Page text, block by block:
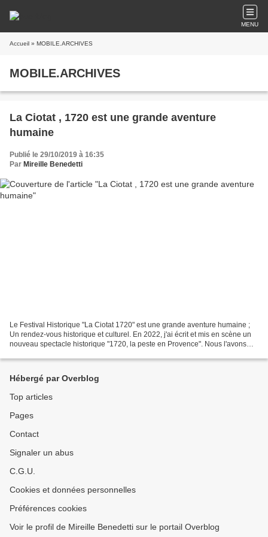
MENU
Accueil » MOBILE.ARCHIVES
MOBILE.ARCHIVES
La Ciotat , 1720 est une grande aventure
humaine
Publié le 29/10/2019 à 16:35
Par Mireille Benedetti
Le Festival Historique "La Ciotat 1720" est une grande aventure humaine ;
Un rendez-vous historique et culturel. En 2022, j'ai écrit et mis en scène un
nouveau spectacle historique "1720, la peste en Provence". Nous l'avons
Hébergé par Overblog
Top articles
Pages
Contact
Signaler un abus
C.G.U.
Cookies et données personnelles
Préférences cookies
Voir le profil de Mireille Benedetti sur le portail Overblog